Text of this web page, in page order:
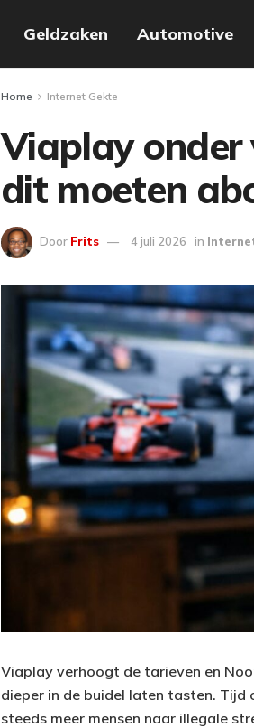
Geldzaken Automotive
Home Internet Gekte
Viaplay onder
dit moeten
Door Frits 4 juli 2026 in
Viaplay verhoogt de tarieven en
dieper in de buidel laten tasten.
steeds meer mensen naar illegale